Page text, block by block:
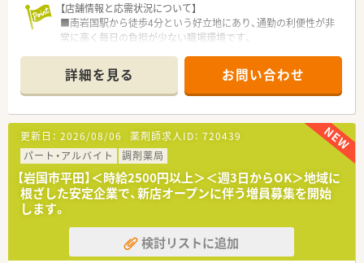
新卒の方でもご応募が可能な懐の深い求人案件となっておりま
す。
■過去に薬剤師として働いていたものの長期間のブランクがあ
る方でも、少しずつ業務の感覚を取り戻していけるサポート環境
です。
■内科や外科、整形外科の処方箋を応需したご経験がある方は、
即戦力として入社後すぐにご活躍いただける歓迎スキルとなり
ます。
【店舗情報と応需状況について】
■南岩国駅から徒歩4分という好立地にあり、通勤の利便性が非
常に高く毎日の負担が少ない職場環境です。
で約70枚ほどの処方箋を取り扱います。
■リウマチ科の処方箋にも対応しているため、専門性の高い知識
を日々の業務の中で深めることが可能です。
【募集背景と求める人物像について】
■今後のさらなる体制強化を目指した増員募集であり、周囲と協
力しながら働ける前向きな方を求めています。
■新卒の方やブランクがある方も歓迎しており、地域医療に貢献
したいという熱意を何よりも重視します。
■現場での柔軟な対応力を持ち、チームの一員として共に成長し
ていける薬剤師の方を募集しています。
【法人特徴について】
■山口県と広島県を中心に4店舗を展開しており、地域に密着し
詳細を見る お問い合わせ
更新日： 2026/08/06 薬剤師求人ID： 720439
パート・アルバイト
調剤薬局
【岩国市平田】＜時給2500円以上＞＜週3日からOK＞地域に
根ざした安定企業で、新店オープンに伴う増員募集を開始
します。
検討リストに追加